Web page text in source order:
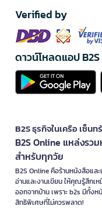
Verified by
ดาวน์โหลดแอป B2S
B2S ธุรกิจในเครือ เซ็น
B2S Online แหล่งรว
สำหรับทุกวัย
B2S Online คือร้านหนังสือแล
อ่านและงานเขียน ให้คุณรู้สึกเ
ออกจากบ้าน เพราะ b2s มีทั้ง
สิทธิพิเศษที่ไม่ควรพลาด!